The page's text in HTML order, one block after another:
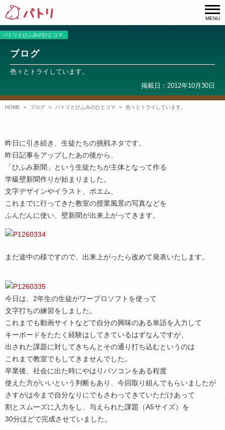
MENU
パトリとひふみのひとコマ
ブログ
色々とトライしています。
掲載日：2012年10月30日
HOME ブログ パトリとひふみのひとコマ 色々とトライしています。
昨日に引き続き、生徒たちの挑戦ネタです。
昨日記事をアップしたあの後から、
「ひふみ新聞」という生徒たちが主体となって作る
学級壁新聞作りが始まりました。
文字デザインやイラスト、ポエム、
これまでに行ってきた教室の授業風景の写真などを
ふんだんに使い、壁新聞が出来上がってきます。
まだ途中の様ですので、出来上がったら改めて発表いたします。
今日は、2年生の生徒がワープロソフトを使って
文字打ちの練習をしました。
これまでも動画サイトなどで自分の興味のある単語を入力して
キーボードをたたく経験はしてきているはずなんですが、
出された課題に対してきちんとその通り打ち込むというのは
これまで教室でもしてきませんでした。
卒業後、社会に出た時にやはりパソコンをある程度
使えた方がいいという判断もあり、今回取り組んでもらいましたが
さすがは今まで自分なりにでもさわってきていただけあって
割とスムーズに入力をし、与えられた課題（A5サイズ）を
30分ほどで完成させていました。